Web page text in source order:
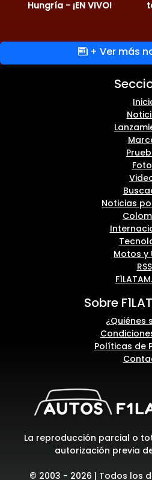
Hungría - ¡EN VIVO!
+ Ver más
Noticias
Motos y
RSS
Sobre
¿Quiénes
Políticas de
La reproducción parcial o
autorización previa de
© 2003 - 2026 | Todos los